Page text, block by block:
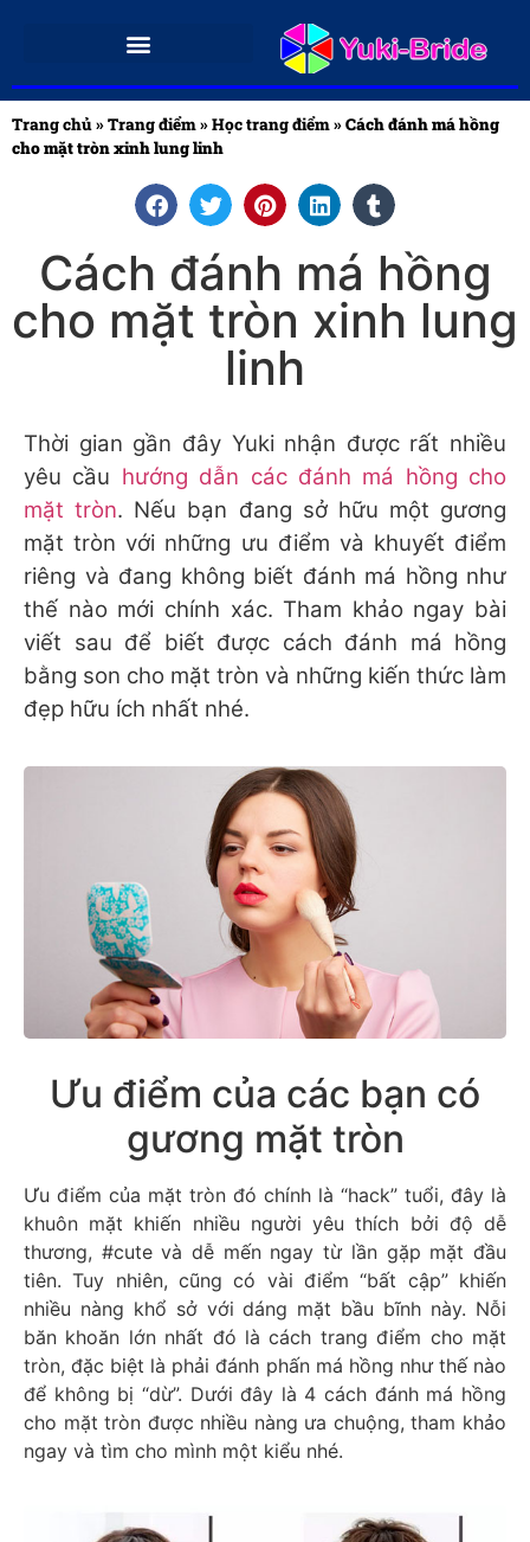
Trang chủ»Trang điểm»Học trang điểm»Cách đánh má hồng
cho mặt tròn xinh lung linh
Cách đánh má hồng
cho mặt tròn xinh lung
linh
Thời gian gần đây Yuki nhận được rất nhiều
yêu cầu hướng dẫn các đánh má hồng cho
mặt tròn. Nếu bạn đang sở hữu một gương
mặt tròn với những ưu điểm và khuyết điểm
riêng và đang không biết đánh má hồng như
thế nào mới chính xác. Tham khảo ngay bài
viết sau để biết được cách đánh má hồng
bằng son cho mặt tròn và những kiến thức làm
đẹp hữu ích nhất nhé.
Ưu điểm của các bạn có
gương mặt tròn
Ưu điểm của mặt tròn đó chính là “hack” tuổi, đây là
khuôn mặt khiến nhiều người yêu thích bởi độ dễ
thương, #cute và dễ mến ngay từ lần gặp mặt đầu
tiên. Tuy nhiên, cũng có vài điểm “bất cập” khiến
nhiều nàng khổ sở với dáng mặt bầu bĩnh này. Nỗi
băn khoăn lớn nhất đó là cách trang điểm cho mặt
tròn, đặc biệt là phải đánh phấn má hồng như thế nào
để không bị “dừ”. Dưới đây là 4 cách đánh má hồng
cho mặt tròn được nhiều nàng ưa chuộng, tham khảo
ngay và tìm cho mình một kiểu nhé.